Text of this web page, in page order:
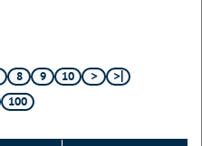
8 9
10
100